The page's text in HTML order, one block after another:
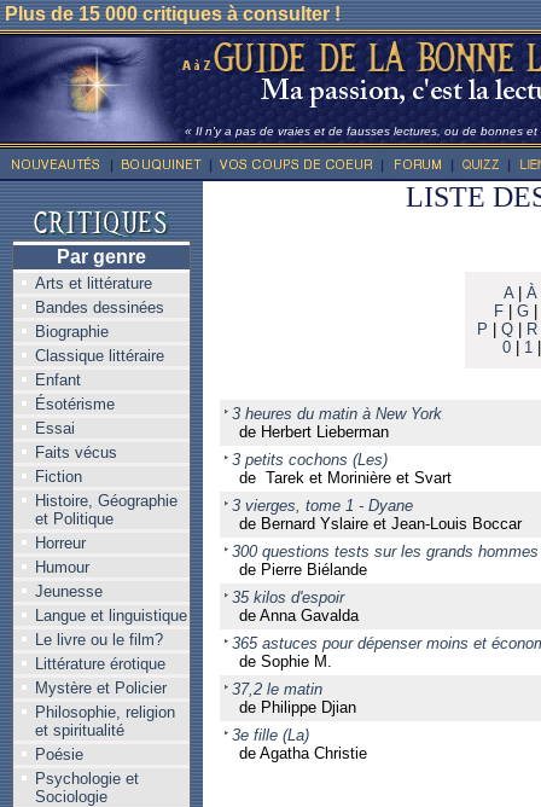
Plus de 15 000 critiques à consulter !
« Il n'y a pas de vraies et de fausses lectures, ou de bonnes
Par genre
Arts et littérature
Bandes dessinées
Biographie
Classique littéraire
Enfant
Ésotérisme
Essai
Faits vécus
Fiction
Histoire, Géographie
et Politique
Horreur
Humour
Jeunesse
Langue et linguistique
Le livre ou le film?
Littérature érotique
Mystère et Policier
Philosophie, religion
et spiritualité
Poésie
Psychologie et
Sociologie
LISTE
A| À
F
G
P
Q R
0
1
3 heures du matin à New York
de Herbert Lieberman
3 petits cochons (Les)
de Tarek et Morinière et Svart
3 vierges, tome 1 - Dyane
de Bernard Yslaire et Jean-Louis Boccar
300 questions tests sur les grands
de Pierre Biélande
35 kilos d'espoir
de Anna Gavalda
365 astuces pour dépenser moins et
de Sophie M.
37,2 le matin
de Philippe Djian
3e fille (La)
de Agatha Christie